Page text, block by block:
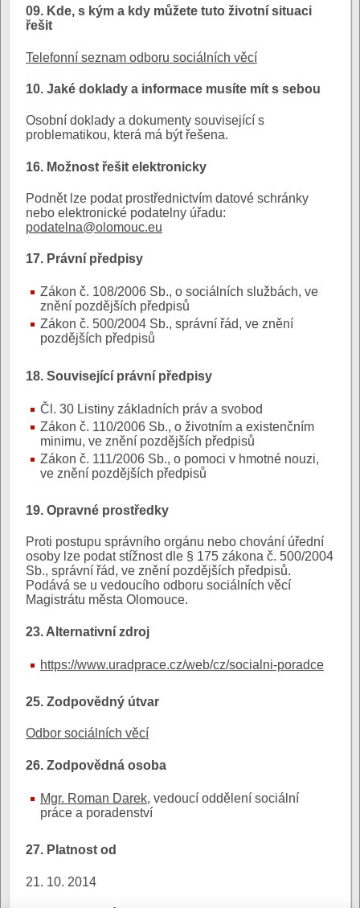
09. Kde, s kým a kdy můžete tuto životní situaci
řešit
Telefonní seznam odboru sociálních věcí
10. Jaké doklady a informace musíte mít s sebou
Osobní doklady a dokumenty související s
problematikou, která má být řešena.
16. Možnost řešit elektronicky
Podnět lze podat prostřednictvím datové schránky
nebo elektronické podatelny úřadu:
podatelna@olomouc.eu
17. Právní předpisy
Zákon č. 108/2006 Sb., o sociálních službách, ve
znění pozdějších předpisů
Zákon č. 500/2004 Sb., správní řád, ve znění
pozdějších předpisů
18. Související právní předpisy
Čl. 30 Listiny základních práv a svobod
Zákon č. 110/2006 Sb., o životním a existenčním
minimu, ve znění pozdějších předpisů
Zákon č. 111/2006 Sb., o pomoci v hmotné nouzi,
ve znění pozdějších předpisů
19. Opravné prostředky
Proti postupu správního orgánu nebo chování úřední
osoby lze podat stížnost dle § 175 zákona č. 500/2004
Sb., správní řád, ve znění pozdějších předpisů.
Podává se u vedoucího odboru sociálních věcí
Magistrátu města Olomouce.
23. Alternativní zdroj
https://www.uradprace.cz/web/cz/socialni-poradce
25. Zodpovědný útvar
Odbor sociálních věcí
26. Zodpovědná osoba
Mgr. Roman Darek, vedoucí oddělení sociální
práce a poradenství
27. Platnost od
21. 10. 2014